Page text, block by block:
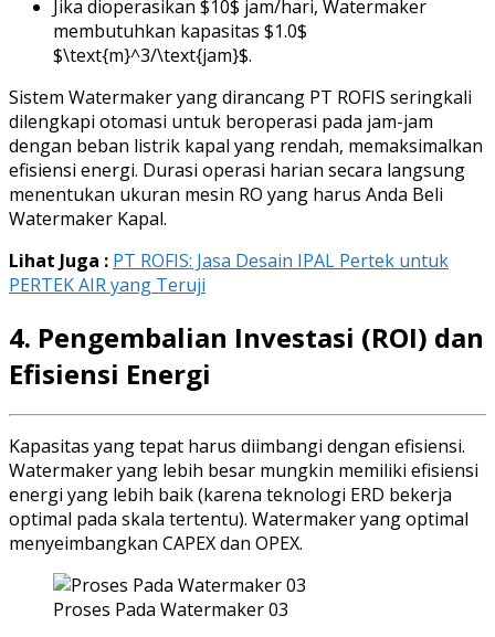
Jika dioperasikan $10$ jam/hari, Watermaker
membutuhkan kapasitas $1.0$
$\text{m}^3/\text{jam}$.
Sistem Watermaker yang dirancang PT ROFIS seringkali
dilengkapi otomasi untuk beroperasi pada jam-jam
dengan beban listrik kapal yang rendah, memaksimalkan
efisiensi energi. Durasi operasi harian secara langsung
menentukan ukuran mesin RO yang harus Anda Beli
Watermaker Kapal.
Lihat Juga : PT ROFIS: Jasa Desain IPAL Pertek untuk
PERTEK AIR yang Teruji
4. Pengembalian Investasi (ROI) dan
Efisiensi Energi
Kapasitas yang tepat harus diimbangi dengan efisiensi.
Watermaker yang lebih besar mungkin memiliki efisiensi
energi yang lebih baik (karena teknologi ERD bekerja
optimal pada skala tertentu). Watermaker yang optimal
menyeimbangkan CAPEX dan OPEX.
Proses Pada Watermaker 03